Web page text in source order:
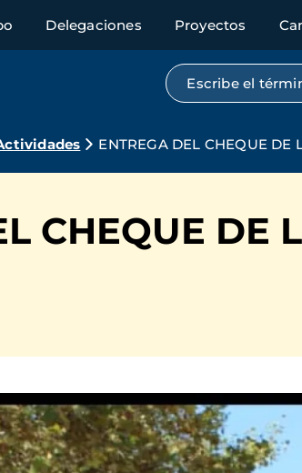
Delegaciones Proyectos
Búsqueda por
ENTREGA DEL CHEQUE DE
CHEQUE DE